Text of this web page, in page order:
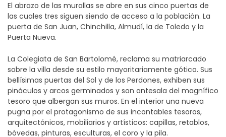
El abrazo de las murallas se abre en sus cinco puertas de
las cuales tres siguen siendo de acceso a la población. La
puerta de San Juan, Chinchilla, Almudí, la de Toledo y la
Puerta Nueva.
La Colegiata de San Bartolomé, reclama su matriarcado
sobre la villa desde su estilo mayoritariamente gótico. Sus
bellísimas puertas del Sol y de los Perdones, exhiben sus
pináculos y arcos germinados y son antesala del magnífico
tesoro que albergan sus muros. En el interior una nueva
pugna por el protagonismo de sus incontables tesoros,
arquitectónicos, mobiliarios y artísticos: capillas, retablos,
bóvedas, pinturas, esculturas, el coro y la pila.